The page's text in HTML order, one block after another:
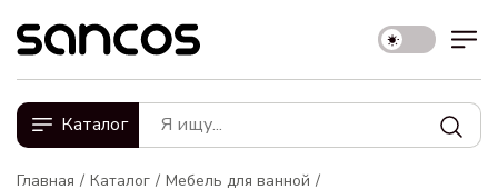
Каталог
Главная Каталог
Мебель для ванной